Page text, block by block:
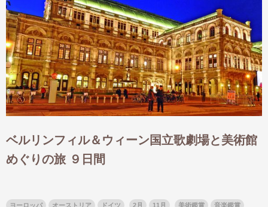
ベルリンフィル＆ウィーン国立歌劇場と美術館
めぐりの旅 ９日間
ヨーロッパ オーストリア ドイツ 2月 11月 美術鑑賞 音楽鑑賞